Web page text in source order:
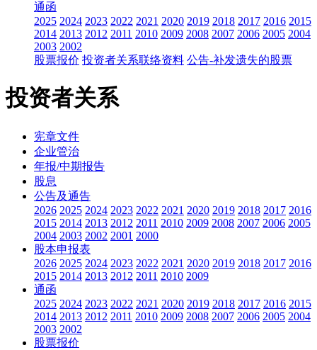
通函
2025 2024 2023 2022 2021 2020 2019 2018 2017 2016 2015
2014 2013 2012 2011 2010 2009 2008 2007 2006 2005 2004
2003 2002
股票报价 投资者关系联络资料 公告-补发遗失的股票
投资者关系
宪章文件
企业管治
年报/中期报告
股息
公告及通告
2026 2025 2024 2023 2022 2021 2020 2019 2018 2017 2016
2015 2014 2013 2012 2011 2010 2009 2008 2007 2006 2005
2004 2003 2002 2001 2000
股本申报表
2026 2025 2024 2023 2022 2021 2020 2019 2018 2017 2016
2015 2014 2013 2012 2011 2010 2009
通函
2025 2024 2023 2022 2021 2020 2019 2018 2017 2016 2015
2014 2013 2012 2011 2010 2009 2008 2007 2006 2005 2004
2003 2002
股票报价